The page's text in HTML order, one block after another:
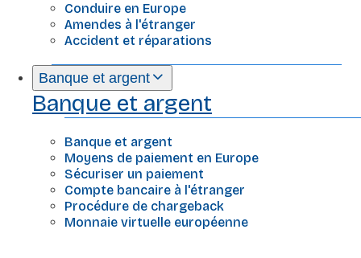
Conduire en Europe
Amendes à l'étranger
Accident et réparations
Banque et argent
Banque et argent
Banque et argent
Moyens de paiement en Europe
Sécuriser un paiement
Compte bancaire à l'étranger
Procédure de chargeback
Monnaie virtuelle européenne